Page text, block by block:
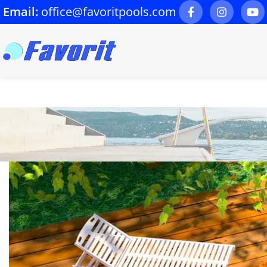
Email: office@favoritpools.com